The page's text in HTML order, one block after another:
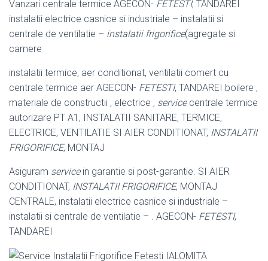
Vanzari centrale termice AGECON- FETESTI, TANDAREI
instalatii electrice casnice si industriale – instalatii si
centrale de ventilatie – instalatii frigorifice(agregate si
camere
instalatii termice, aer conditionat, ventilatii comert cu
centrale termice aer AGECON- FETESTI, TANDAREI boilere ,
materiale de constructii , electrice , servicecentrale termice
autorizare PT A1, INSTALATII SANITARE, TERMICE,
ELECTRICE, VENTILATIE SI AIER CONDITIONAT, INSTALATII
FRIGORIFICE, MONTAJ
Asiguram servicein garantie si post-garantie. SI AIER
CONDITIONAT, INSTALATII FRIGORIFICE, MONTAJ
CENTRALE, instalatii electrice casnice si industriale –
instalatii si centrale de ventilatie – . AGECON- FETESTI,
TANDAREI